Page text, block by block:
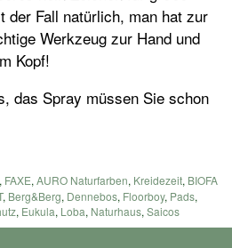
der Fall natürlich, man hat zur
Werkzeug zur Hand und
Kopf!
das Spray müssen Sie schon
, FAXE, AURO Naturfarben, Kreidezeit, BIOFA
, Berg&Berg, Dennebos, Floorboy, Pads,
, Eukula, Loba, Naturhaus, Saicos